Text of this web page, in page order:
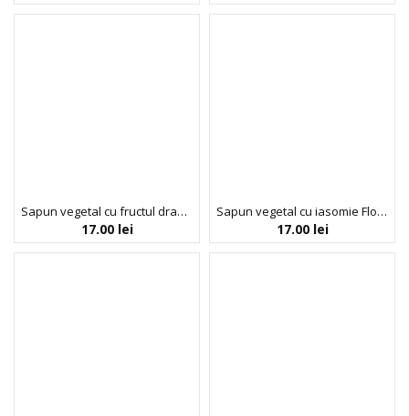
Sapun vegetal cu fructul dragonului Florinda, 100 g La Dispensa
17.00 lei
Sapun vegetal cu iasomie Florinda, 100 g La Dispensa
17.00 lei